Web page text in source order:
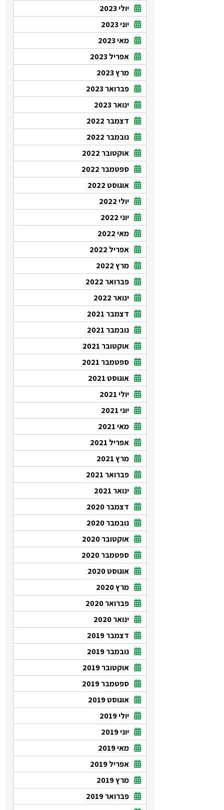
יולי 2023
יוני 2023
מאי 2023
אפריל 2023
מרץ 2023
פברואר 2023
ינואר 2023
דצמבר 2022
נובמבר 2022
אוקטובר 2022
ספטמבר 2022
אוגוסט 2022
יולי 2022
יוני 2022
מאי 2022
אפריל 2022
מרץ 2022
פברואר 2022
ינואר 2022
דצמבר 2021
נובמבר 2021
אוקטובר 2021
ספטמבר 2021
אוגוסט 2021
יולי 2021
יוני 2021
מאי 2021
אפריל 2021
מרץ 2021
פברואר 2021
ינואר 2021
דצמבר 2020
נובמבר 2020
אוקטובר 2020
ספטמבר 2020
אוגוסט 2020
מרץ 2020
פברואר 2020
ינואר 2020
דצמבר 2019
נובמבר 2019
אוקטובר 2019
ספטמבר 2019
אוגוסט 2019
יולי 2019
יוני 2019
מאי 2019
אפריל 2019
מרץ 2019
פברואר 2019